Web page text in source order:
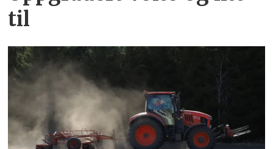
til